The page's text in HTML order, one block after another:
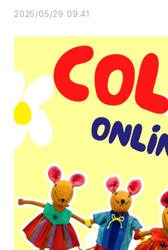
2025/05/29 09:41